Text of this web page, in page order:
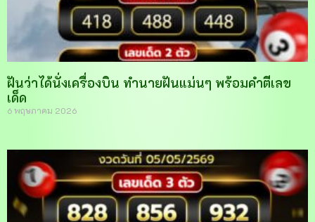
ฝันว่าได้นั่งเครื่องบิน ทำนายฝันแม่นๆ พร้อมคำตีเลข
เด็ด
6 พฤษภาคม 2026